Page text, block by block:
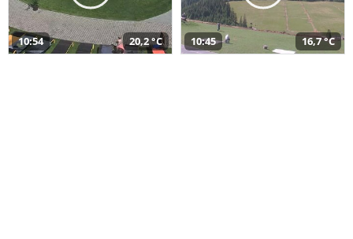
10:54 20,2 °C 10:45 16,7 °C